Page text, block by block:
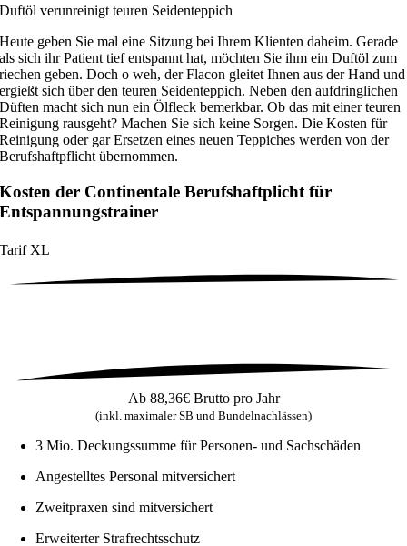
Duftöl verunreinigt teuren Seidenteppich
Heute geben Sie mal eine Sitzung bei Ihrem Klienten daheim. Gerade
als sich ihr Patient tief entspannt hat, möchten Sie ihm ein Duftöl zum
riechen geben. Doch o weh, der Flacon gleitet Ihnen aus der Hand und
ergießt sich über den teuren Seidenteppich. Neben den aufdringlichen
Düften macht sich nun ein Ölfleck bemerkbar. Ob das mit einer teuren
Reinigung rausgeht? Machen Sie sich keine Sorgen. Die Kosten für
Reinigung oder gar Ersetzen eines neuen Teppiches werden von der
Berufshaftpflicht übernommen.
Kosten der Continentale Berufshaftplicht für
Entspannungstrainer
Tarif XL
Ab 88,36€ Brutto pro Jahr
(inkl. maximaler SB und Bundelnachlässen)
3 Mio. Deckungssumme für Personen- und Sachschäden
Angestelltes Personal mitversichert
Zweitpraxen sind mitversichert
Erweiterter Strafrechtsschutz